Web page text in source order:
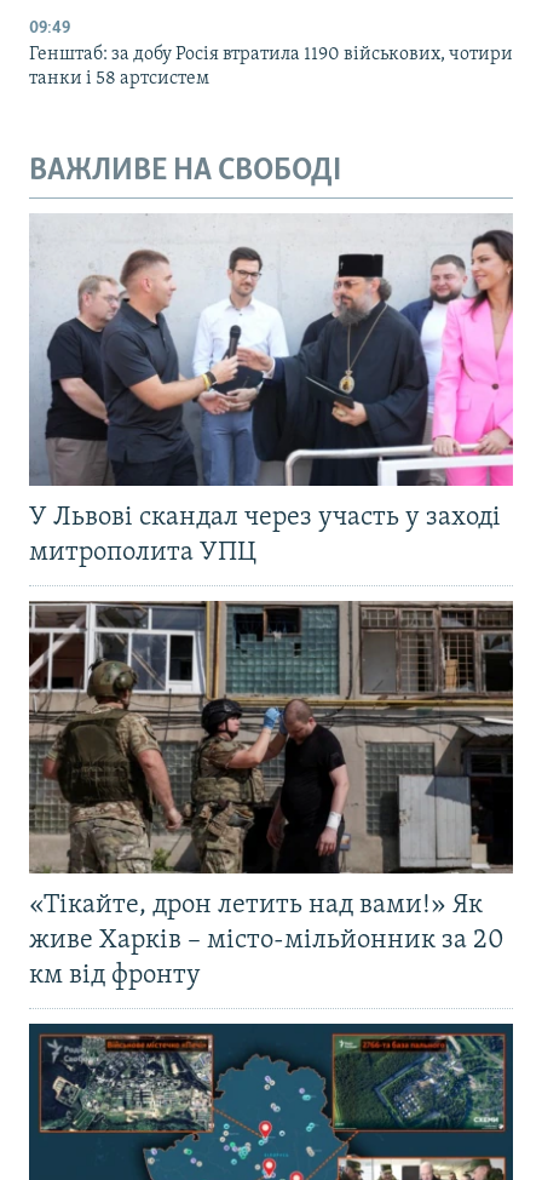
09:49
Генштаб: за добу Росія втратила 1190 військових, чотири
танки і 58 артсистем
ВАЖЛИВЕ НА СВОБОДІ
У Львові скандал через участь у заході
митрополита УПЦ
«Тікайте, дрон летить над вами!» Як
живе Харків – місто-мільйонник за 20
км від фронту